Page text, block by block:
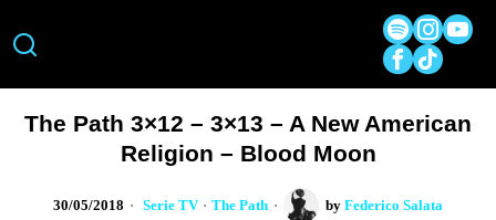
The Path 3×12 – 3×13 – A New American
Religion – Blood Moon
30/05/2018 Serie TV · The Path by Federico Salata